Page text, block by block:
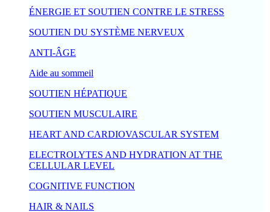
ÉNERGIE ET SOUTIEN CONTRE LE STRESS
SOUTIEN DU SYSTÈME NERVEUX
ANTI-ÂGE
Aide au sommeil
SOUTIEN HÉPATIQUE
SOUTIEN MUSCULAIRE
HEART AND CARDIOVASCULAR SYSTEM
ELECTROLYTES AND HYDRATION AT THE
CELLULAR LEVEL
COGNITIVE FUNCTION
HAIR & NAILS